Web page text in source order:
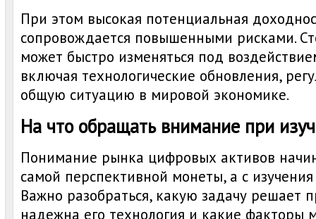
При этом высокая потенциальная
сопровождается повышенными рисками.
может быстро изменяться под
включая технологические обновления,
общую ситуацию в мировой экономике.
На что обращать внимание при
Понимание рынка цифровых активов
самой перспективной монеты, а с
Важно разобраться, какую задачу решает
надежна его технология и какие факторы